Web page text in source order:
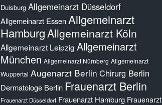
Duisburg Allgemeinarzt Düsseldorf
Allgemeinarzt Essen Allgemeinarzt
HamburgAllgemeinarzt Köln
Allgemeinarzt Leipzig Allgemeinarzt
München Allgemeinarzt Nürnberg Allgemeinarzt
Wuppertal Augenarzt Berlin Chirurg Berlin
Dermatologe Berlin Frauenarzt Berlin
Frauenarzt Düsseldorf Frauenarzt Hamburg Frauenarzt